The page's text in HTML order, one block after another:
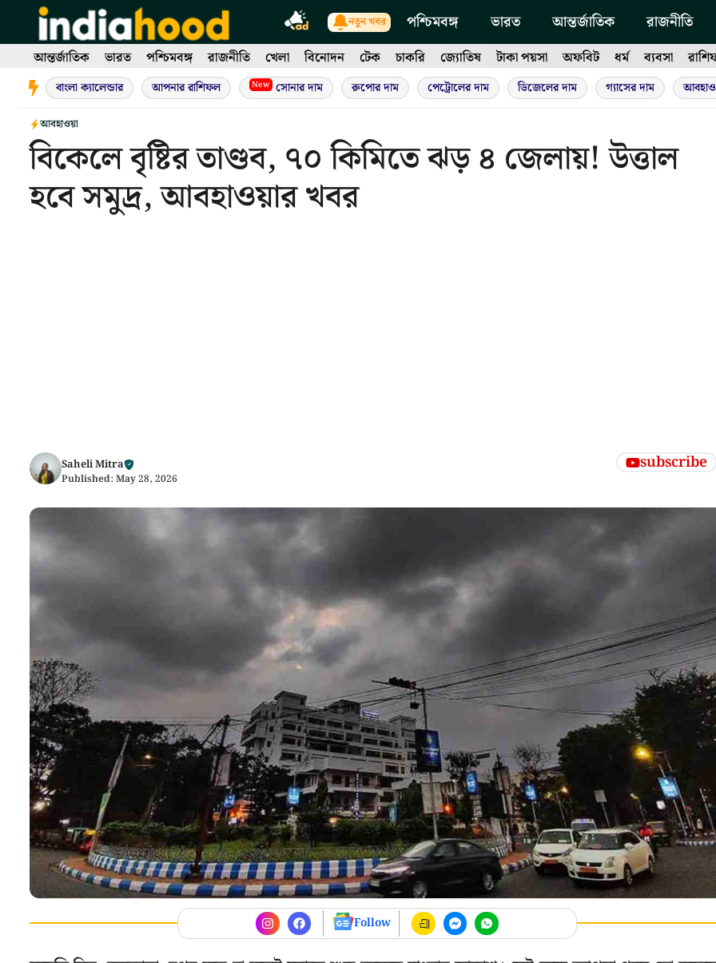
content
নতুন খবর পশ্চিমবঙ্গ ভারত আন্তর্জাতিক রাজনীতি
আন্তর্জাতিক ভারত পশ্চিমবঙ্গ রাজনীতি খেলা বিনোদন টেক চাকরি জ্যোতিষ টাকা পয়সা অফবিট ধর্ম ব্যবসা
বাংলা ক্যালেন্ডার আপনার রাশিফল New সোনার দাম রুপোর দাম পেট্রোলের দাম ডিজেলের দাম গ্যাসের দাম
আবহাওয়া
বিকেলে বৃষ্টির তাণ্ডব, ৭০ কিমিতে ঝড় ৪ জেলায়! উত্তাল
হবে সমুদ্র, আবহাওয়ার খবর
Saheli Mitra
Published: May 28, 2026
subscribe
Follow